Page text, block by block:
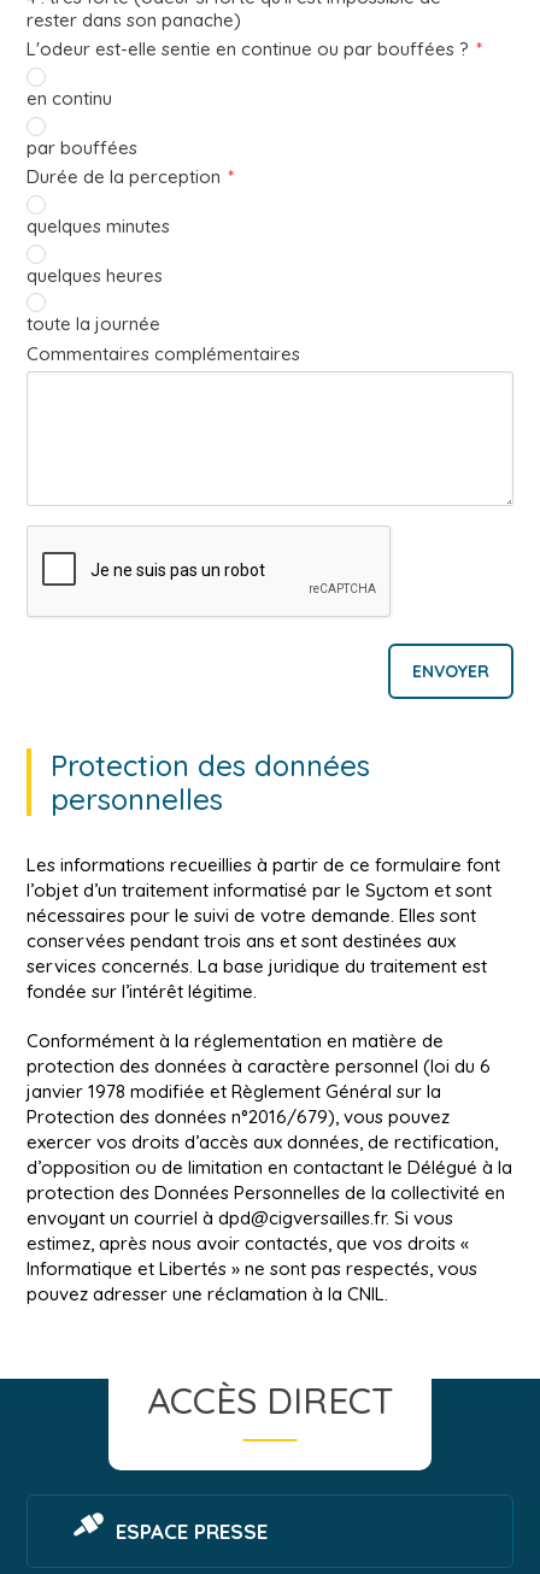
rester dans son panache)
L'odeur est-elle sentie en continue ou par bouffées ? *
en continu
par bouffées
Durée de la perception *
quelques minutes
quelques heures
toute la journée
Commentaires complémentaires
Protection des données
personnelles
Les informations recueillies à partir de ce formulaire font
l’objet d’un traitement informatisé par le Syctom et sont
nécessaires pour le suivi de votre demande. Elles sont
conservées pendant trois ans et sont destinées aux
services concernés. La base juridique du traitement est
fondée sur l’intérêt légitime.
Conformément à la réglementation en matière de
protection des données à caractère personnel (loi du 6
janvier 1978 modifiée et Règlement Général sur la
Protection des données n°2016/679), vous pouvez
exercer vos droits d’accès aux données, de rectification,
d’opposition ou de limitation en contactant le Délégué à la
protection des Données Personnelles de la collectivité en
envoyant un courriel àdpd@cigversailles.fr. Si vous
estimez, après nous avoir contactés, que vos droits «
Informatique et Libertés » ne sont pas respectés, vous
pouvez adresser une réclamation à la CNIL.
ACCÈS DIRECT
ESPACE PRESSE